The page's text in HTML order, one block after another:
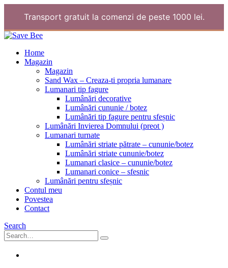
Transport gratuit la comenzi de peste 1000 lei.
Home
Magazin
Magazin
Sand Wax – Creaza-ti propria lumanare
Lumanari tip fagure
Lumânări decorative
Lumânări cununie / botez
Lumânări tip fagure pentru sfeșnic
Lumânări Invierea Domnului (preot )
Lumanari turnate
Lumânări striate pătrate – cununie/botez
Lumânări striate cununie/botez
Lumanari clasice – cununie/botez
Lumanari conice – sfesnic
Lumânări pentru sfeșnic
Contul meu
Povestea
Contact
Search